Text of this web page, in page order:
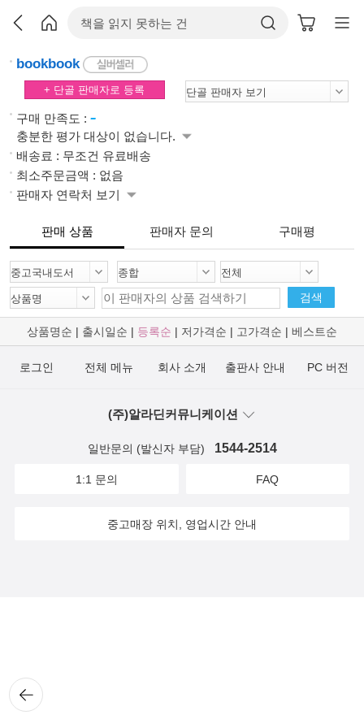
bookbook
+ 단골 판매자로 등록
구매 만족도 : -
충분한 평가 대상이 없습니다.
배송료 : 무조건 유료배송
최소주문금액 : 없음
판매자 연락처 보기
판매 상품 판매자 문의 구매평
검색
상품명순 | 출시일순 | 등록순 | 저가격순 | 고가격순 | 베스트순
뒤로
가기
로그인 전체 메뉴 회사 소개 출판사 안내 PC 버전
(주)알라딘커뮤니케이션
일반문의 (발신자 부담) 1544-2514
1:1 문의 FAQ
중고매장 위치, 영업시간 안내